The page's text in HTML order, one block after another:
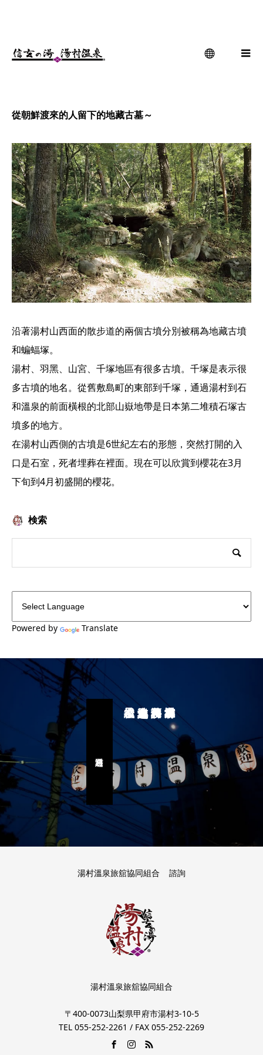
地蔵古墳
從朝鮮渡來的人留下的地藏古墓～
沿著湯村山西面的散步道的兩個古墳分別被稱為地藏古墳
和蝙蝠塚。
湯村、羽黑、山宮、千塚地區有很多古墳。千塚是表示很
多古墳的地名。從舊敷島町的東部到千塚，通過湯村到石
和溫泉的前面橫根的北部山嶽地帶是日本第二堆積石塚古
墳多的地方。
在湯村山西側的古墳是6世紀左右的形態，突然打開的入
口是石室，死者埋葬在裡面。現在可以欣賞到櫻花在3月
下旬到4月初盛開的櫻花。
検索
Powered by Translate
湯村溫泉旅舘協同組合 諮詢
湯村溫泉旅舘協同組合
〒400-0073山梨県甲府市湯村3-10-5
TEL 055‐252‐2261 / FAX 055‐252‐2269